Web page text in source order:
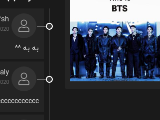
24/
به به ^^
24/